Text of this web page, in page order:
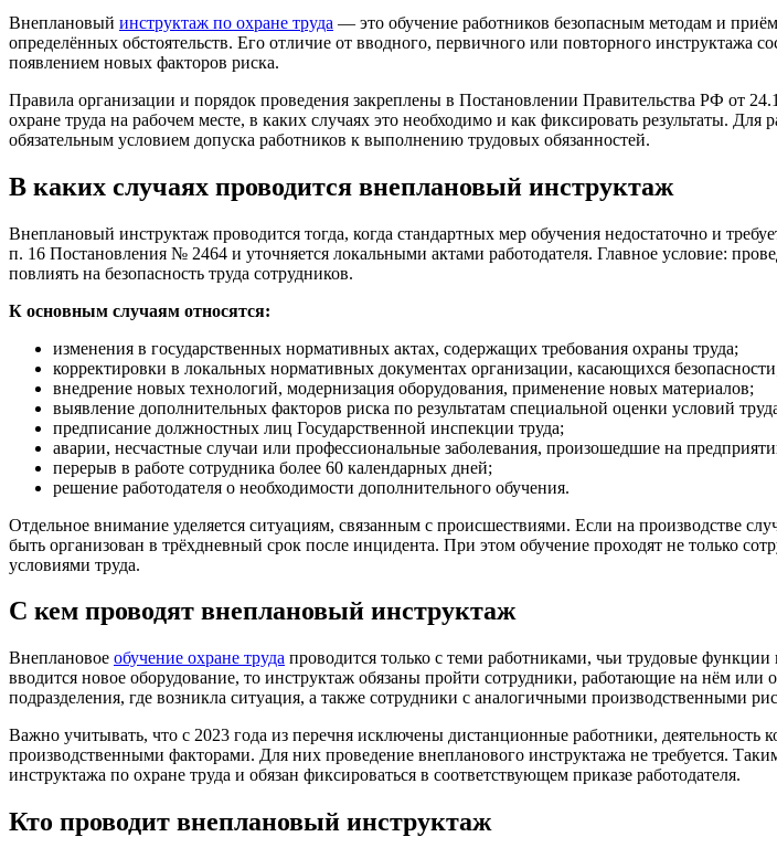
Внеплановый инструктаж по охране труда — это обучение работников безопасным методам и
определённых обстоятельств. Его отличие от вводного, первичного или повторного инструктажа
появлением новых факторов риска.
Правила организации и порядок проведения закреплены в Постановлении Правительства РФ от
охране труда на рабочем месте, в каких случаях это необходимо и как фиксировать результаты.
обязательным условием допуска работников к выполнению трудовых обязанностей.
В каких случаях проводится внеплановый инструктаж
Внеплановый инструктаж проводится тогда, когда стандартных мер обучения недостаточно и
п. 16 Постановления № 2464 и уточняется локальными актами работодателя. Главное условие:
повлиять на безопасность труда сотрудников.
К основным случаям относятся:
изменения в государственных нормативных актах, содержащих требования охраны труда;
корректировки в локальных нормативных документах организации, касающихся
внедрение новых технологий, модернизация оборудования, применение новых материалов;
выявление дополнительных факторов риска по результатам специальной оценки условий
предписание должностных лиц Государственной инспекции труда;
аварии, несчастные случаи или профессиональные заболевания, произошедшие на
перерыв в работе сотрудника более 60 календарных дней;
решение работодателя о необходимости дополнительного обучения.
Отдельное внимание уделяется ситуациям, связанным с происшествиями. Если на производстве
быть организован в трёхдневный срок после инцидента. При этом обучение проходят не только
условиями труда.
С кем проводят внеплановый инструктаж
Внеплановое обучение охране труда проводится только с теми работниками, чьи трудовые
вводится новое оборудование, то инструктаж обязаны пройти сотрудники, работающие на нём
подразделения, где возникла ситуация, а также сотрудники с аналогичными производственными
Важно учитывать, что с 2023 года из перечня исключены дистанционные работники, деятельность
производственными факторами. Для них проведение внепланового инструктажа не требуется.
инструктажа по охране труда и обязан фиксироваться в соответствующем приказе работодателя.
Кто проводит внеплановый инструктаж